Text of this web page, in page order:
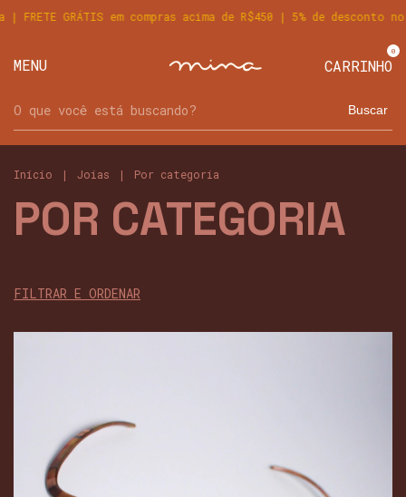
acima de R$450 | 5% de desconto no PIX use o cupom
MENU CARRINHO
0
Buscar
Início | Joias | Por categoria
POR CATEGORIA
FILTRAR E ORDENAR